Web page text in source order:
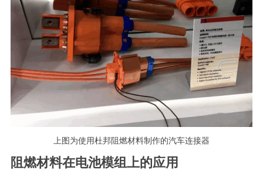
上图为使用杜邦阻燃材料制作的汽车连接器
阻燃材料在电池模组上的应用